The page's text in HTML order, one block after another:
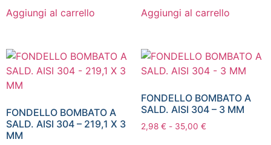
Aggiungi al carrello Aggiungi al carrello
FONDELLO BOMBATO A
SALD. AISI 304 – 219,1 X 3
MM
FONDELLO BOMBATO A
SALD. AISI 304 – 3 MM
2,98 € - 35,00 €